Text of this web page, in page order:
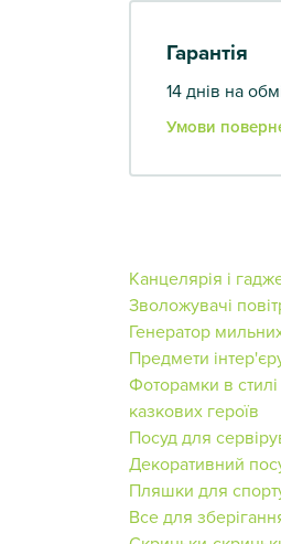
Гарантія
14 днів на
Умови
Канцелярія і
Зволожувачі
Генератор
Предмети
Фоторамки в
казкових героїв
Посуд для
Декоративний
Пляшки для
Все для